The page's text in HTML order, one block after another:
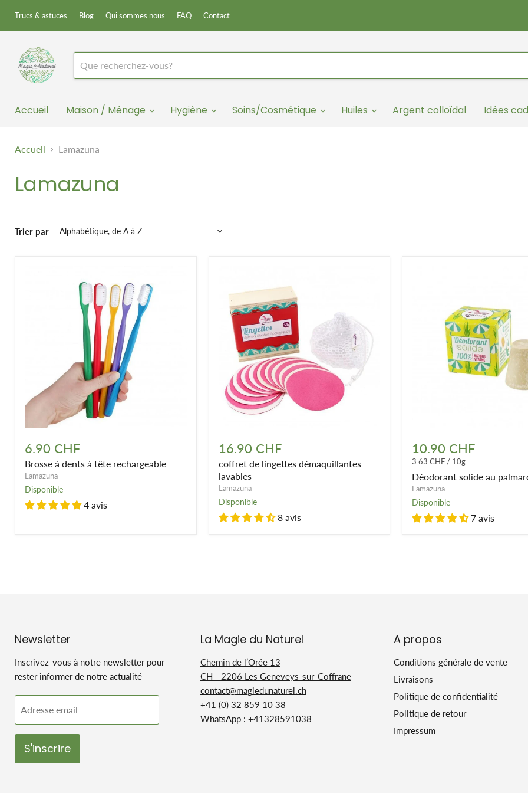
Trucs & astuces Blog Qui sommes nous FAQ Contact
Accueil Maison / Ménage Hygiène Soins/Cosmétique Huiles Argent colloïdal Idées
Accueil Lamazuna
Lamazuna
Trier par
à
dents
à
tête
rechargeable
6.90 CHF
Brosse à dents à tête rechargeable
Lamazuna
Disponible
4 avis
de
lingettes
démaquillantes
lavables
16.90 CHF
coffret de lingettes démaquillantes
lavables
Lamazuna
Disponible
8 avis
solide
au
palmarosa
10.90 CHF
3.63 CHF / 10g
Déodorant solide au
Lamazuna
Disponible
7 avis
Newsletter
Inscrivez-vous à notre newsletter pour
rester informer de notre actualité
Adresse email
S'inscrire
La Magie du Naturel
Chemin de l’Orée 13
CH - 2206 Les Geneveys-sur-Coffrane
contact@magiedunaturel.ch
+41 (0) 32 859 10 38
WhatsApp : +41328591038
A propos
Conditions générale de vente
Livraisons
Politique de confidentialité
Politique de retour
Impressum